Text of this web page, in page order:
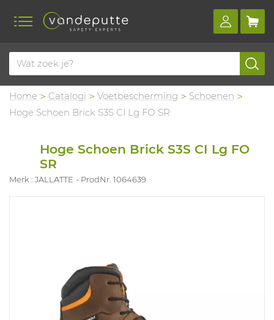
Home Catalogi Voetbescherming
Schoenen
Hoge Schoen Brick S3S CI Lg FO SR
Hoge Schoen Brick S3S CI Lg FO
SR
Merk : JALLATTE ProdNr. 1064639